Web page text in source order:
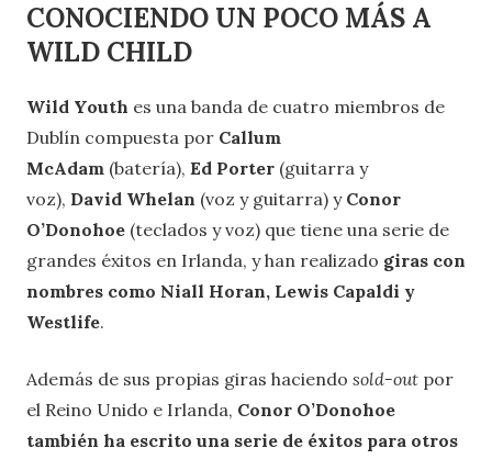
CONOCIENDO UN POCO MÁS A
WILD CHILD
Wild Youth es una banda de cuatro miembros de
Dublín compuesta por Callum
McAdam (batería), Ed Porter (guitarra y
voz), David Whelan (voz y guitarra) y Conor
O’Donohoe (teclados y voz) que tiene una serie de
grandes éxitos en Irlanda, y han realizado giras con
nombres como Niall Horan, Lewis Capaldi y
Westlife.
Además de sus propias giras haciendo sold-out por
el Reino Unido e Irlanda, Conor O’Donohoe
también ha escrito una serie de éxitos para otros